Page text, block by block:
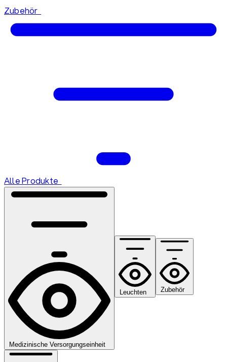
Zubehör
Alle Produkte
Medizinische Versorgungseinheit
Leuchten Zubehör